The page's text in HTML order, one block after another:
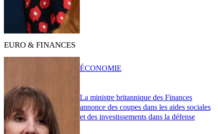
EURO & FINANCES
La ministre britannique des Finances
annonce des coupes dans les aides sociales
et des investissements dans la défense
ÉCONOMIE